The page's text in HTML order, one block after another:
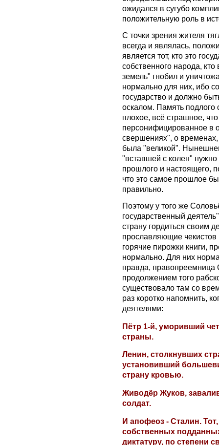
ожидался в сугубо
положительную роль в
С точки зрения жителя
всегда и являлась,
является тот, кто это
собственного народа,
земель" гнобил и
нормально для них, ибо
государство и должно
оскалом. Память подлого
плохое, всё страшное,
персонифицированное в
свершениях", о временах,
была "великой".
"вставшей с колен" нужно
прошлого и настоящего,
что это самое прошлое
правильно.
Поэтому у того же
государственный
страну гордиться своим
прославляющие
горячие пирожки книги,
нормально. Для них
правда,
продолжением того
существовало там со
раз коротко напомнить,
деятелями:
Пётр 1-й, уморивший
страны.
Ленин, столкнувших
установивший
страну кровью.
Живодёр Жуков,
солдат.
И апофеоз - Сталин.
собственных
диктатуру, по степени